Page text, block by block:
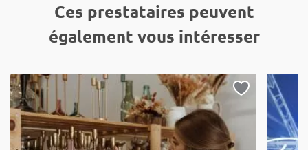
Ces prestataires peuvent
également vous intéresser